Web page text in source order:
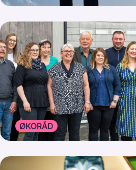
ØKORÅD